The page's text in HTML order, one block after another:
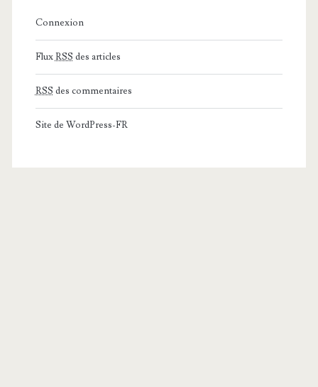
Connexion
FluxRSS des articles
RSS des commentaires
Site de WordPress-FR